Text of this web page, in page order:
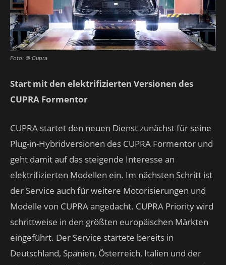
Foto: © Cupra
Start mit den elektrifizierten Versionen des
CUPRA Formentor
CUPRA startet den neuen Dienst zunächst für seine
Plug-in-Hybridversionen des CUPRA Formentor und
geht damit auf das steigende Interesse an
elektrifizierten Modellen ein. Im nächsten Schritt ist
der Service auch für weitere Motorisierungen und
Modelle von CUPRA angedacht. CUPRA Priority wird
schrittweise in den größten europäischen Märkten
eingeführt. Der Service startete bereits in
Deutschland, Spanien, Österreich, Italien und der